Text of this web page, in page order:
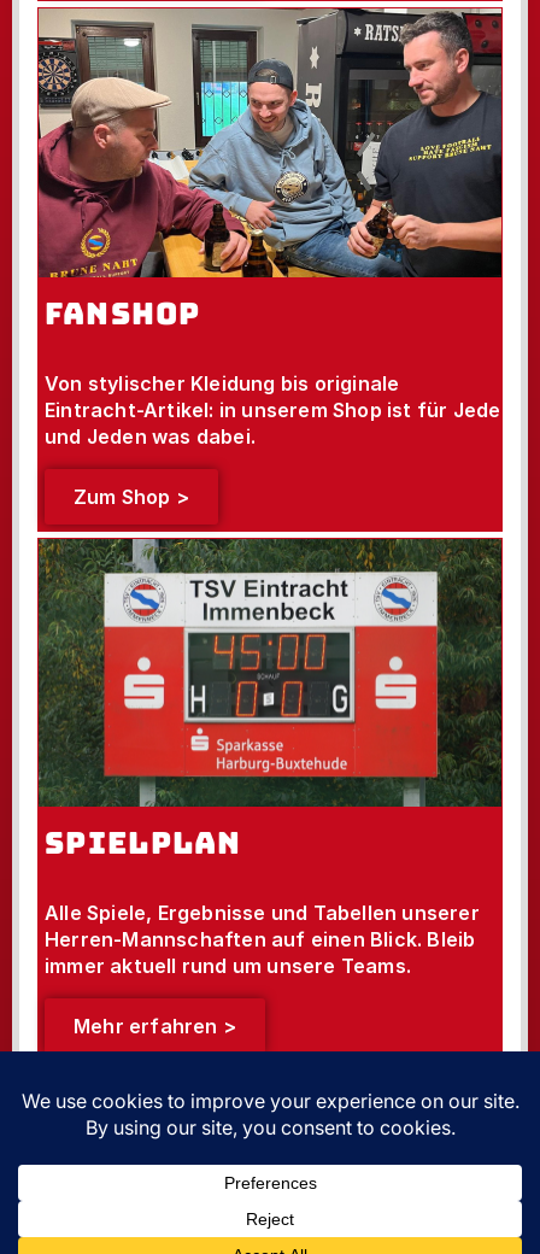
FANSHOP
Von stylischer Kleidung bis originale
Eintracht-Artikel: in unserem Shop ist für Jede
und Jeden was dabei.
Zum Shop >
SPIELPLAN
Alle Spiele, Ergebnisse und Tabellen unserer
Herren-Mannschaften auf einen Blick. Bleib
immer aktuell rund um unsere Teams.
Mehr erfahren >
PREMIUM SPONSOREN